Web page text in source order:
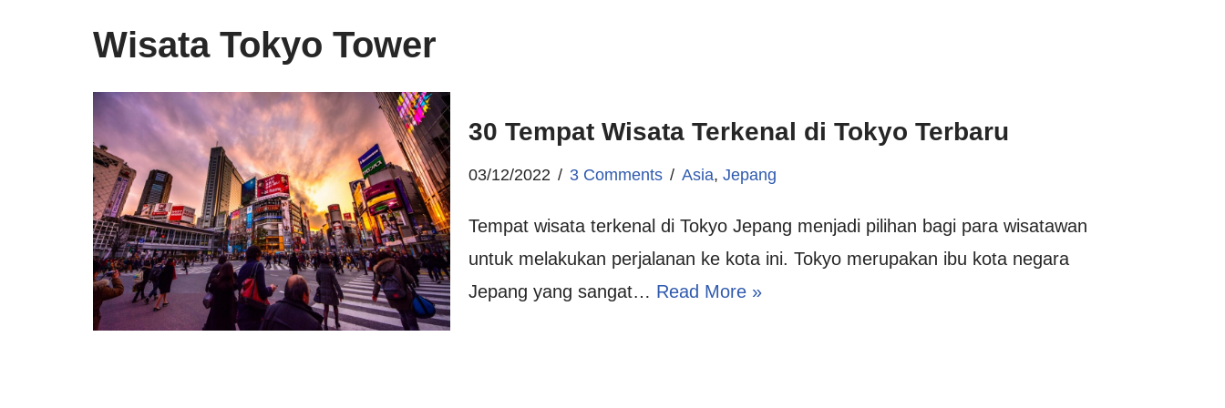
Wisata Tokyo Tower
30 Tempat Wisata Terkenal di Tokyo Terbaru
03/12/2022 3 Comments Asia, Jepang
Tempat wisata terkenal di Tokyo Jepang menjadi pilihan bagi para wisatawan
untuk melakukan perjalanan ke kota ini. Tokyo merupakan ibu kota negara
Jepang yang sangat… Read More »